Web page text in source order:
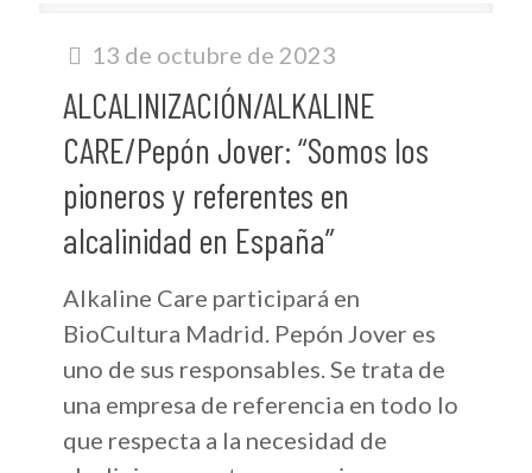
13 de octubre de 2023
ALCALINIZACIÓN/ALKALINE
CARE/Pepón Jover: “Somos los
pioneros y referentes en
alcalinidad en España”
Alkaline Care participará en
BioCultura Madrid. Pepón Jover es
uno de sus responsables. Se trata de
una empresa de referencia en todo lo
que respecta a la necesidad de